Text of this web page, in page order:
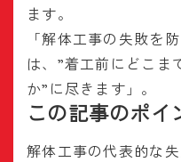
ます。
「解体工事の失敗を
は、”着工前にどこま
か”に尽きます」。
この記事のポイ
解体工事の代表的な